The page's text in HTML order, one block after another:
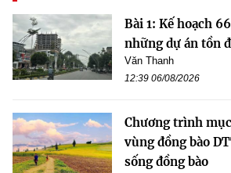
Bài 1: Kế hoạch
những dự án tồn
Văn Thanh
12:39 06/08/2026
Chương trình
vùng đồng bào
sống đồng bào